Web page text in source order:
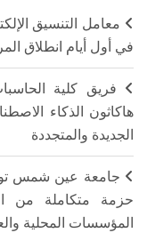
في أول أيام انطلاق
فريق كلية
هاكاثون الذكاء
الجديدة والمتجددة
جامعة عين شمس
حزمة متكاملة من
المؤسسات المحلية